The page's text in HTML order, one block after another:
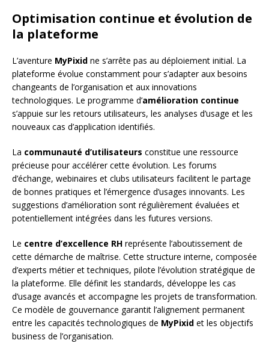
Optimisation continue et évolution de
la plateforme
L’aventure MyPixid ne s’arrête pas au déploiement initial. La
plateforme évolue constamment pour s’adapter aux besoins
changeants de l’organisation et aux innovations
technologiques. Le programme d’amélioration continue
s’appuie sur les retours utilisateurs, les analyses d’usage et les
nouveaux cas d’application identifiés.
La communauté d’utilisateurs constitue une ressource
précieuse pour accélérer cette évolution. Les forums
d’échange, webinaires et clubs utilisateurs facilitent le partage
de bonnes pratiques et l’émergence d’usages innovants. Les
suggestions d’amélioration sont régulièrement évaluées et
potentiellement intégrées dans les futures versions.
Le centre d’excellence RH représente l’aboutissement de
cette démarche de maîtrise. Cette structure interne, composée
d’experts métier et techniques, pilote l’évolution stratégique de
la plateforme. Elle définit les standards, développe les cas
d’usage avancés et accompagne les projets de transformation.
Ce modèle de gouvernance garantit l’alignement permanent
entre les capacités technologiques de MyPixid et les objectifs
business de l’organisation.